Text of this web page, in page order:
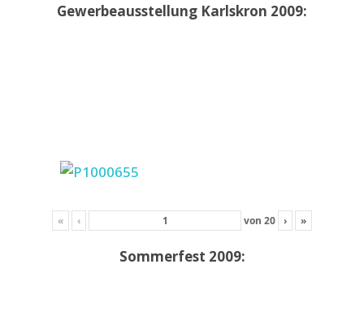
Gewerbeausstellung Karlskron 2009:
« ‹ von 20 › »
Sommerfest 2009: